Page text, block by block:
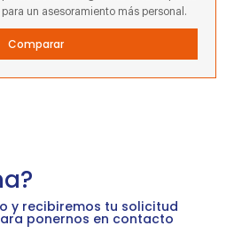
un asesoramiento más personal.
Comparar
y recibiremos tu solicitud
ponernos en contacto